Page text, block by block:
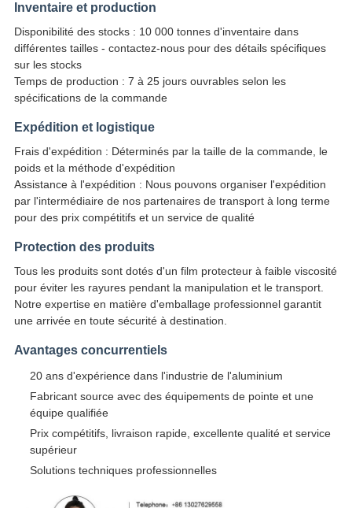
Inventaire et production
Disponibilité des stocks : 10 000 tonnes d'inventaire dans
différentes tailles - contactez-nous pour des détails spécifiques
sur les stocks
Temps de production : 7 à 25 jours ouvrables selon les
spécifications de la commande
Expédition et logistique
Frais d'expédition : Déterminés par la taille de la commande, le
poids et la méthode d'expédition
Assistance à l'expédition : Nous pouvons organiser l'expédition
par l'intermédiaire de nos partenaires de transport à long terme
pour des prix compétitifs et un service de qualité
Protection des produits
Tous les produits sont dotés d'un film protecteur à faible viscosité
pour éviter les rayures pendant la manipulation et le transport.
Notre expertise en matière d'emballage professionnel garantit
une arrivée en toute sécurité à destination.
Avantages concurrentiels
20 ans d'expérience dans l'industrie de l'aluminium
Fabricant source avec des équipements de pointe et une
équipe qualifiée
Prix compétitifs, livraison rapide, excellente qualité et service
supérieur
Solutions techniques professionnelles